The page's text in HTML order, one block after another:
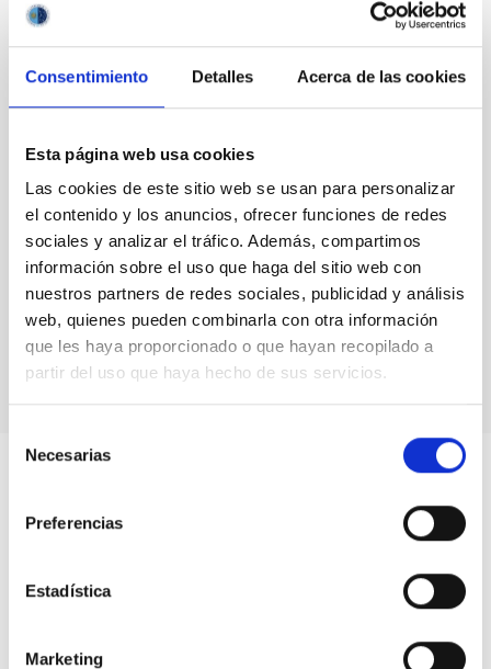
Consentimiento Detalles Acerca de las cookies
Esta página web usa cookies
Las cookies de este sitio web se usan para personalizar
el contenido y los anuncios, ofrecer funciones de redes
sociales y analizar el tráfico. Además, compartimos
información sobre el uso que haga del sitio web con
nuestros partners de redes sociales, publicidad y análisis
web, quienes pueden combinarla con otra información
que les haya proporcionado o que hayan recopilado a
partir del uso que haya hecho de sus servicios.
Necesarias
Preferencias
Estadística
Marketing